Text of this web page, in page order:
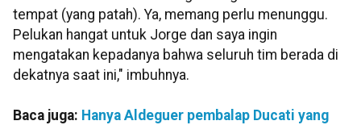
tempat (yang patah). Ya, memang perlu menunggu.
Pelukan hangat untuk Jorge dan saya ingin
mengatakan kepadanya bahwa seluruh tim berada di
dekatnya saat ini," imbuhnya.
Baca juga: Hanya Aldeguer pembalap Ducati yang